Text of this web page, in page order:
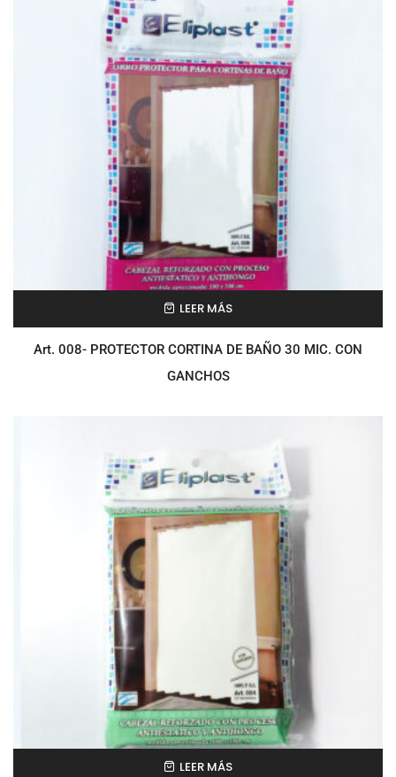
LEER MÁS
Art. 008- PROTECTOR CORTINA DE BAÑO 30 MIC. CON
GANCHOS
LEER MÁS